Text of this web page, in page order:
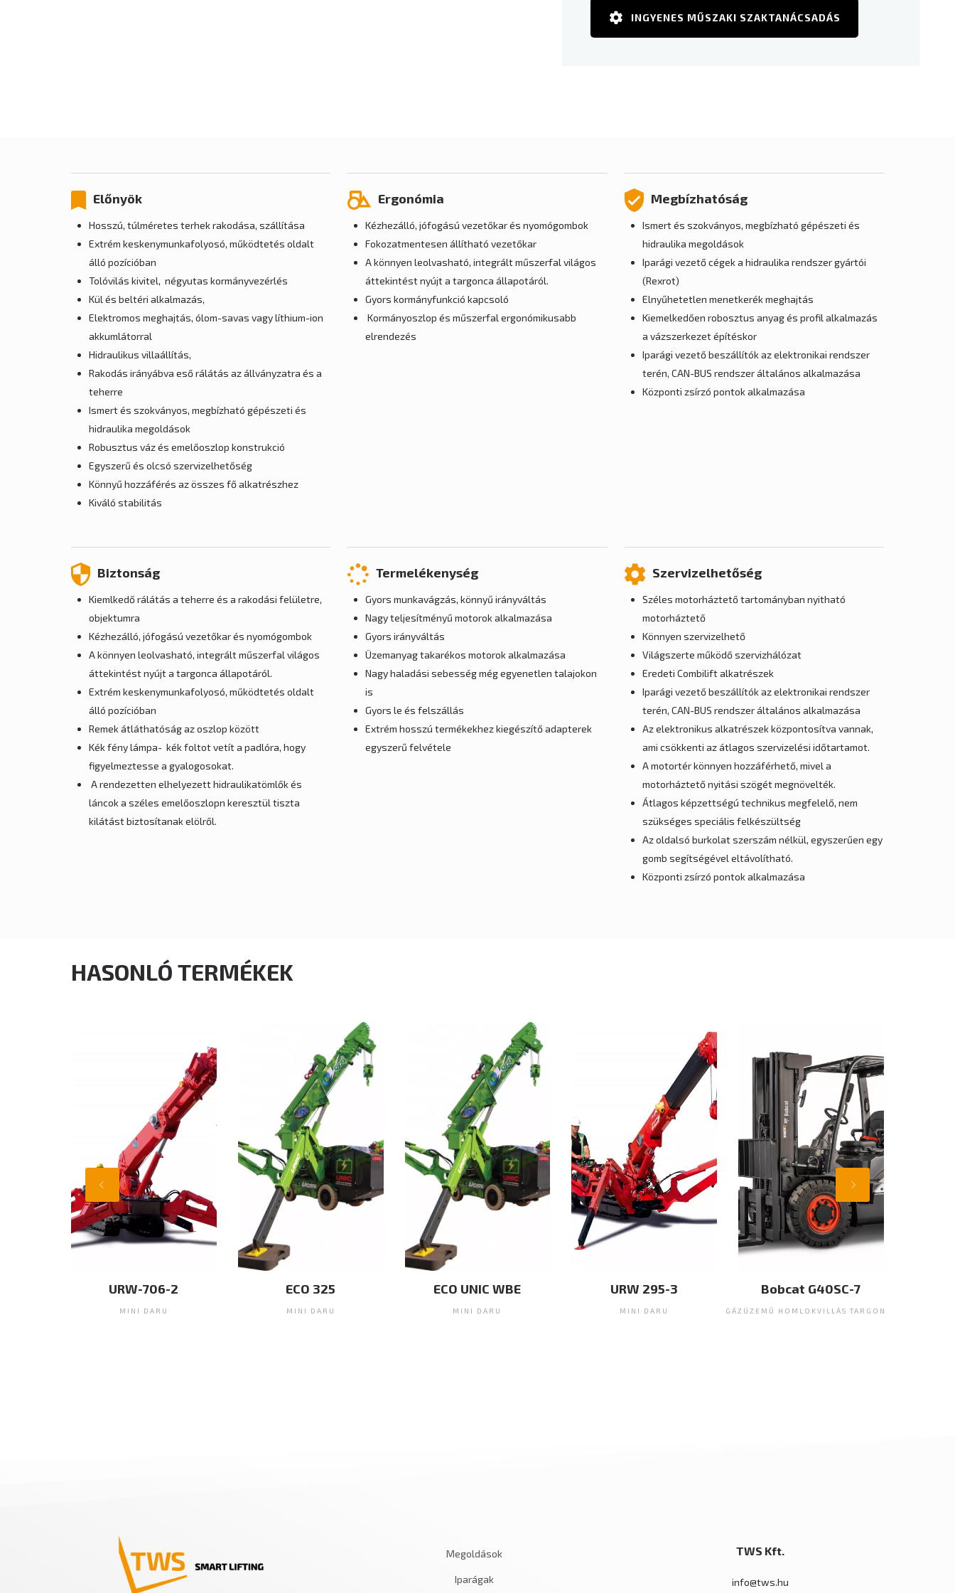
INGYENES MŰSZAKI SZAKTANÁCSADÁS
Előnyök
Hosszú, túlméretes terhek rakodása, szállítása
Extrém keskenymunkafolyosó, működtetés oldalt
álló pozícióban
Tolóvilás kivitel, négyutas kormányvezérlés
Kül és beltéri alkalmazás,
Elektromos meghajtás, ólom-savas vagy líthium-ion
akkumlátorral
Hidraulikus villaállítás,
Rakodás irányábva eső rálátás az állványzatra és a
teherre
Ismert és szokványos, megbízható gépészeti és
hidraulika megoldások
Robusztus váz és emelőoszlop konstrukció
Egyszerű és olcsó szervizelhetőség
Könnyű hozzáférés az összes fő alkatrészhez
Kiváló stabilitás
Ergonómia
Kézhezálló, jófogású vezetőkar és nyomógombok
Fokozatmentesen állítható vezetőkar
A könnyen leolvasható, integrált műszerfal világos
áttekintést nyújt a targonca állapotáról.
Gyors kormányfunkció kapcsoló
Kormányoszlop és műszerfal ergonómikusabb
elrendezés
Megbízhatóság
Ismert és szokványos, megbízható gépészeti és
hidraulika megoldások
Iparági vezető cégek a hidraulika rendszer gyártói
(Rexrot)
Elnyűhetetlen menetkerék meghajtás
Kiemelkedően robosztus anyag és profil alkalmazás
a vázszerkezet építéskor
Iparági vezető beszállítók az elektronikai rendszer
terén, CAN-BUS rendszer általános alkalmazása
Központi zsírzó pontok alkalmazása
Biztonság
Kiemlkedő rálátás a teherre és a rakodási felületre,
objektumra
Kézhezálló, jófogású vezetőkar és nyomógombok
A könnyen leolvasható, integrált műszerfal világos
áttekintést nyújt a targonca állapotáról.
Extrém keskenymunkafolyosó, működtetés oldalt
álló pozícióban
Remek átláthatóság az oszlop között
Kék fény lámpa- kék foltot vetít a padlóra, hogy
figyelmeztesse a gyalogosokat.
A rendezetten elhelyezett hidraulikatömlők és
láncok a széles emelőoszlopn keresztül tiszta
kilátást biztosítanak elölről.
Termelékenység
Gyors munkavágzás, könnyű irányváltás
Nagy teljesítményű motorok alkalmazása
Gyors irányváltás
Üzemanyag takarékos motorok alkalmazása
Nagy haladási sebesség még egyenetlen talajokon
is
Gyors le és felszállás
Extrém hosszú termékekhez kiegészítő adapterek
egyszerű felvétele
Szervizelhetőség
Széles motorháztető tartományban nyitható
motorháztető
Könnyen szervizelhető
Világszerte működő szervizhálózat
Eredeti Combilift alkatrészek
Iparági vezető beszállítók az elektronikai rendszer
terén, CAN-BUS rendszer általános alkalmazása
Az elektronikus alkatrészek központosítva vannak,
ami csökkenti az átlagos szervizelési időtartamot.
A motortér könnyen hozzáférhető, mivel a
motorháztető nyitási szögét megnövelték.
Átlagos képzettségú technikus megfelelő, nem
szükséges speciális felkészültség
Az oldalsó burkolat szerszám nélkül, egyszerűen egy
gomb segítségével eltávolítható.
Központi zsírzó pontok alkalmazása
HASONLÓ TERMÉKEK
URW-706-2 ECO UNIC WBE URW 295-3 Bobcat G40SC-7
GÁZÜZEMŰ HOMLOKVILLÁS TARGONCADÍZEL ÜZEMŰ
Megoldások
Iparágak
TWS Kft.
info@tws.hu